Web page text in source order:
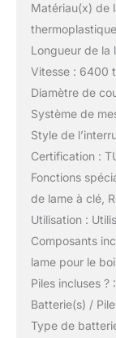
Matériau(x) de
thermoplastique
Longueur de la
Vitesse : 6400
Diamètre de
Système de
Style de
Certification :
Fonctions
de lame à clé,
Utilisation :
Composants
lame pour le
Piles incluses ?
Batterie(s) /
Type de